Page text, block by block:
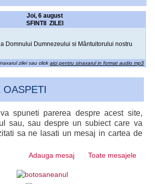
Joi, 6 august
SFINTII ZILEI
Domnului Dumnezeului si Mântuitorului nostru
zilei sau click aici pentru sinaxarul in format audio mp3
OASPETI
spuneti parerea despre acest site,
sau, sau despre un subiect care va
sa ne lasati un mesaj in cartea de
Adauga mesaj Toate mesajele